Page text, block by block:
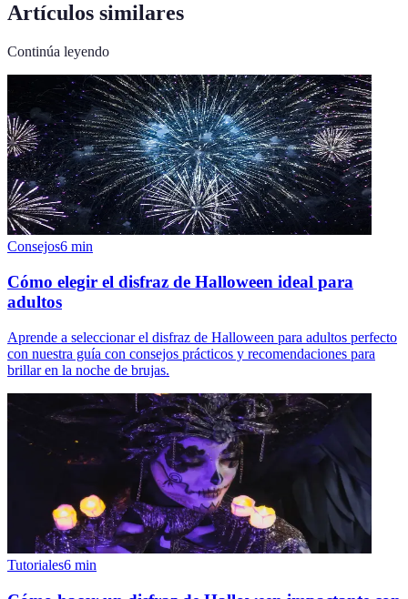
Artículos similares
Continúa leyendo
Consejos6 min
Cómo elegir el disfraz de Halloween ideal para
adultos
Aprende a seleccionar el disfraz de Halloween para adultos perfecto
con nuestra guía con consejos prácticos y recomendaciones para
brillar en la noche de brujas.
Tutoriales6 min